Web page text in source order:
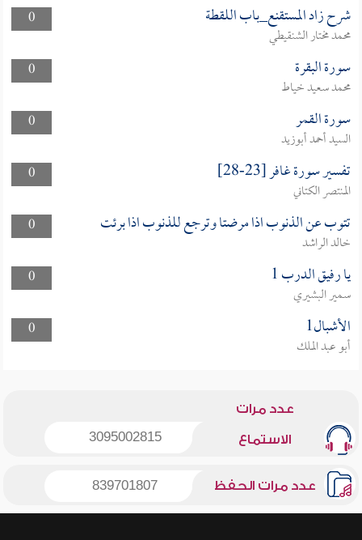
0 شرح زاد المستقنع_باب اللقطة
محمد مختار الشنقيطي
0
سورة البقرة
محمد سعيد خياط
0
سورة القمر
السيد أحمد أبوزيد
0
تفسير سورة غافر [23-28]
المنتصر الكتاني
0
تتوب عن الذنوب اذا مرضتا وترجع للذنوب اذا برئت
خالد الراشد
0
يا رفيق الدرب 1
سمير البشيري
0
الأشبال1
أبو عبد الملك
عدد مرات
الاستماع 3095002815
عدد مرات الحفظ 839701807